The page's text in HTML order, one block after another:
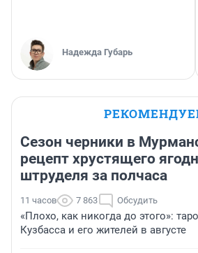
Надежда Губарь
Сезон черники в
рецепт хрустящего
штруделя за полчаса
11 часов 7 863 Обсудить
«Плохо, как никогда до этого»:
Кузбасса и его жителей в августе